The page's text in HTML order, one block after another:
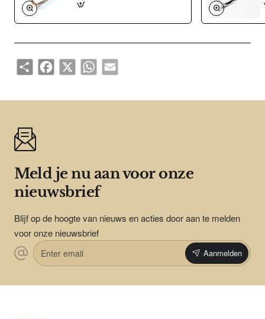
ShareFacebook
X WhatsAppEmail
Meld je nu aan voor onze
nieuwsbrief
Blijf op de hoogte van nieuws en acties door aan te melden
voor onze nieuwsbrief
Enter
email
Aanmelden